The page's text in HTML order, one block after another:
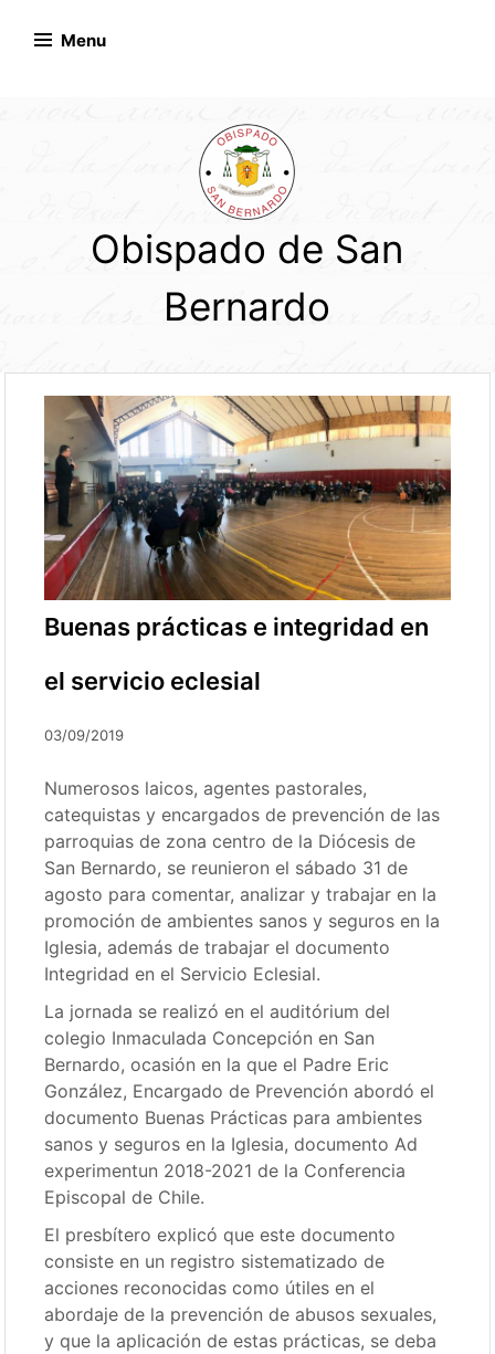
Menu
Obispado de San
Bernardo
Buenas prácticas e integridad en
el servicio eclesial
03/09/2019
Numerosos laicos, agentes pastorales,
catequistas y encargados de prevención de las
parroquias de zona centro de la Diócesis de
San Bernardo, se reunieron el sábado 31 de
agosto para comentar, analizar y trabajar en la
promoción de ambientes sanos y seguros en la
Iglesia, además de trabajar el documento
Integridad en el Servicio Eclesial.
La jornada se realizó en el auditórium del
colegio Inmaculada Concepción en San
Bernardo, ocasión en la que el Padre Eric
González, Encargado de Prevención abordó el
documento Buenas Prácticas para ambientes
sanos y seguros en la Iglesia, documento Ad
experimentun 2018-2021 de la Conferencia
Episcopal de Chile.
El presbítero explicó que este documento
consiste en un registro sistematizado de
acciones reconocidas como útiles en el
abordaje de la prevención de abusos sexuales,
y que la aplicación de estas prácticas, se deba